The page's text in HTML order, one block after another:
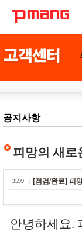
공지사항
피망의 새로
3599 [점검/완료] 피
안녕하세요.